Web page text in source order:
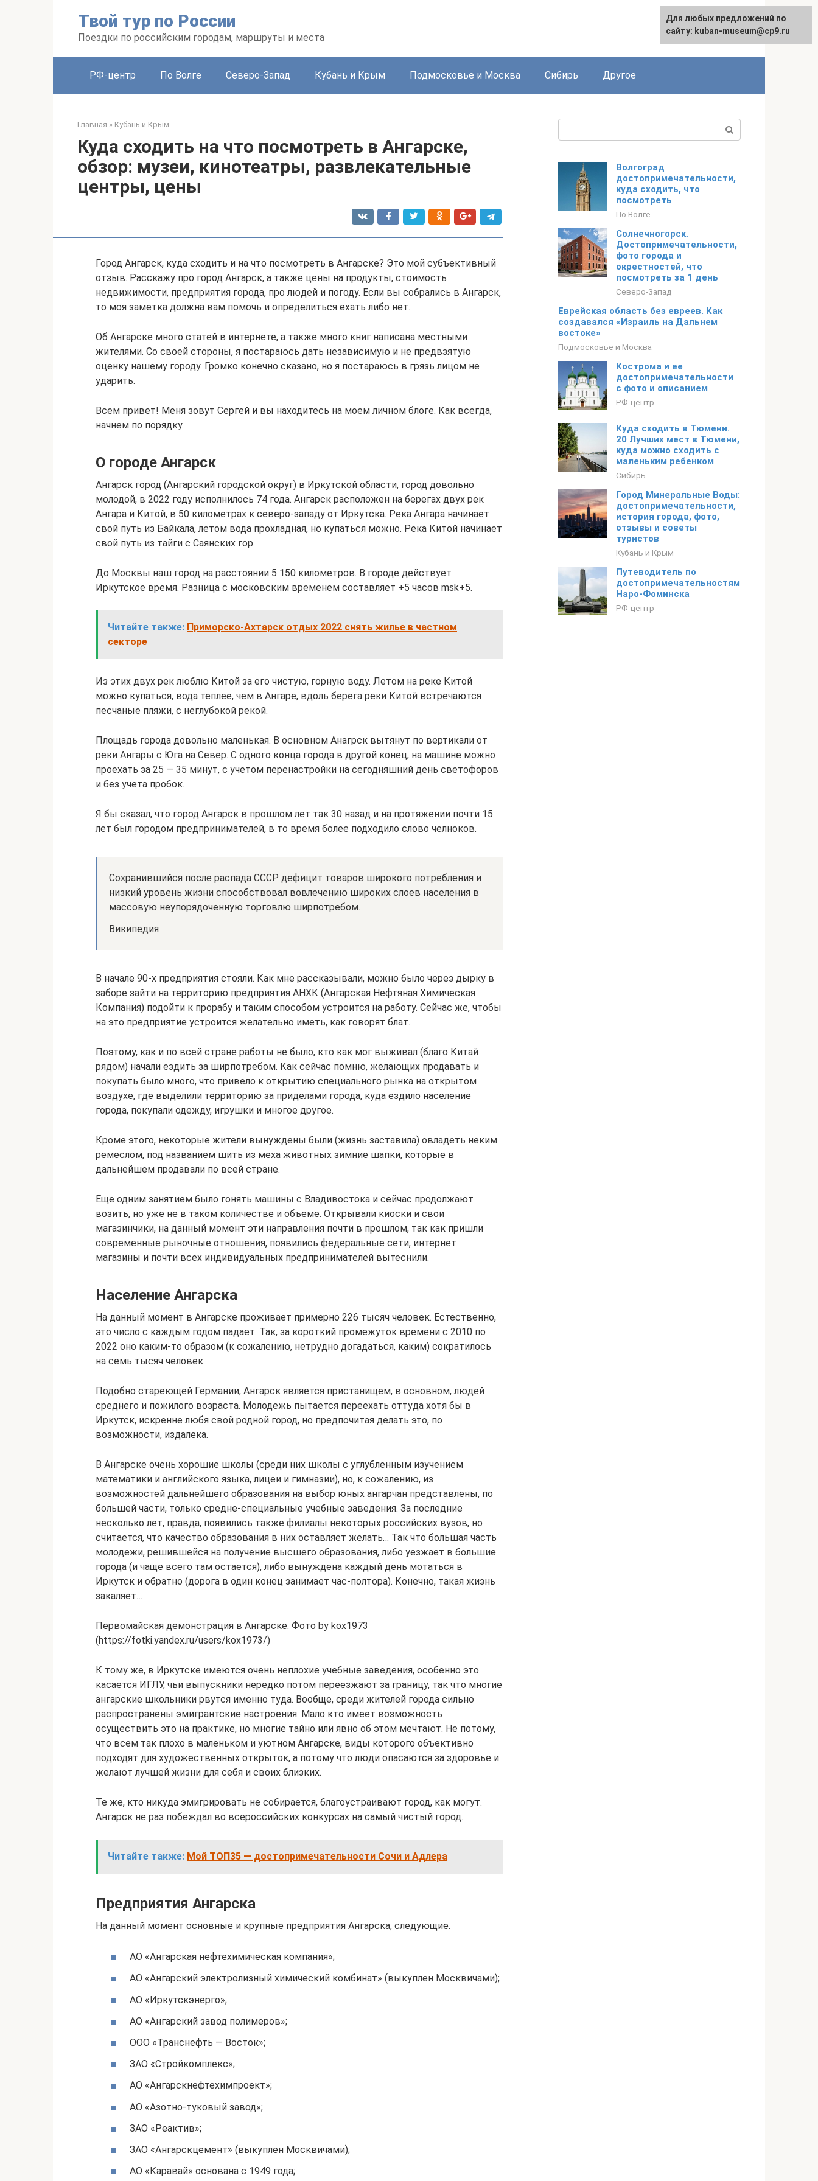
Твой тур по России
Поездки по российским городам, маршруты и места
РФ-центр По Волге Северо-Запад Кубань и Крым Подмосковье и Москва Сибирь Другое
Главная » Кубань и Крым
Куда сходить на что посмотреть в Ангарске,
обзор: музеи, кинотеатры, развлекательные
центры, цены
Город Ангарск, куда сходить и на что посмотреть в Ангарске? Это мой субъективный
отзыв. Расскажу про город Ангарск, а также цены на продукты, стоимость
недвижимости, предприятия города, про людей и погоду. Если вы собрались в Ангарск,
то моя заметка должна вам помочь и определиться ехать либо нет.
Об Ангарске много статей в интернете, а также много книг написана местными
жителями. Со своей стороны, я постараюсь дать независимую и не предвзятую
оценку нашему городу. Громко конечно сказано, но я постараюсь в грязь лицом не
ударить.
Всем привет! Меня зовут Сергей и вы находитесь на моем личном блоге. Как всегда,
начнем по порядку.
О городе Ангарск
Ангарск город (Ангарский городской округ) в Иркутской области, город довольно
молодой, в 2022 году исполнилось 74 года. Ангарск расположен на берегах двух рек
Ангара и Китой, в 50 километрах к северо-западу от Иркутска. Река Ангара начинает
свой путь из Байкала, летом вода прохладная, но купаться можно. Река Китой начинает
свой путь из тайги с Саянских гор.
До Москвы наш город на расстоянии 5 150 километров. В городе действует
Иркутское время. Разница с московским временем составляет +5 часов msk+5.
Читайте также: Приморско-Ахтарск отдых 2022 снять жилье в частном
секторе
Из этих двух рек люблю Китой за его чистую, горную воду. Летом на реке Китой
можно купаться, вода теплее, чем в Ангаре, вдоль берега реки Китой встречаются
песчаные пляжи, с неглубокой рекой.
Площадь города довольно маленькая. В основном Анагрск вытянут по вертикали от
реки Ангары с Юга на Север. С одного конца города в другой конец, на машине можно
проехать за 25 — 35 минут, с учетом перенастройки на сегодняшний день светофоров
и без учета пробок.
Я бы сказал, что город Ангарск в прошлом лет так 30 назад и на протяжении почти 15
лет был городом предпринимателей, в то время более подходило слово челноков.
Сохранившийся после распада СССР дефицит товаров широкого потребления и
низкий уровень жизни способствовал вовлечению широких слоев населения в
массовую неупорядоченную торговлю ширпотребом.
Википедия
В начале 90-х предприятия стояли. Как мне рассказывали, можно было через дырку в
заборе зайти на территорию предприятия АНХК (Ангарская Нефтяная Химическая
Компания) подойти к прорабу и таким способом устроится на работу. Сейчас же, чтобы
на это предприятие устроится желательно иметь, как говорят блат.
Поэтому, как и по всей стране работы не было, кто как мог выживал (благо Китай
рядом) начали ездить за ширпотребом. Как сейчас помню, желающих продавать и
покупать было много, что привело к открытию специального рынка на открытом
воздухе, где выделили территорию за приделами города, куда ездило население
города, покупали одежду, игрушки и многое другое.
Кроме этого, некоторые жители вынуждены были (жизнь заставила) овладеть неким
ремеслом, под названием шить из меха животных зимние шапки, которые в
дальнейшем продавали по всей стране.
Еще одним занятием было гонять машины с Владивостока и сейчас продолжают
возить, но уже не в таком количестве и объеме. Открывали киоски и свои
магазинчики, на данный момент эти направления почти в прошлом, так как пришли
современные рыночные отношения, появились федеральные сети, интернет
магазины и почти всех индивидуальных предпринимателей вытеснили.
Население Ангарска
На данный момент в Ангарске проживает примерно 226 тысяч человек. Естественно,
это число с каждым годом падает. Так, за короткий промежуток времени с 2010 по
2022 оно каким-то образом (к сожалению, нетрудно догадаться, каким) сократилось
на семь тысяч человек.
Подобно стареющей Германии, Ангарск является пристанищем, в основном, людей
среднего и пожилого возраста. Молодежь пытается переехать оттуда хотя бы в
Иркутск, искренне любя свой родной город, но предпочитая делать это, по
возможности, издалека.
В Ангарске очень хорошие школы (среди них школы с углубленным изучением
математики и английского языка, лицеи и гимназии), но, к сожалению, из
возможностей дальнейшего образования на выбор юных ангарчан представлены, по
большей части, только средне-специальные учебные заведения. За последние
несколько лет, правда, появились также филиалы некоторых российских вузов, но
считается, что качество образования в них оставляет желать… Так что большая часть
молодежи, решившейся на получение высшего образования, либо уезжает в большие
города (и чаще всего там остается), либо вынуждена каждый день мотаться в
Иркутск и обратно (дорога в один конец занимает час-полтора). Конечно, такая жизнь
закаляет…
Первомайская демонстрация в Ангарске. Фото by kox1973
(https://fotki.yandex.ru/users/kox1973/)
К тому же, в Иркутске имеются очень неплохие учебные заведения, особенно это
касается ИГЛУ, чьи выпускники нередко потом переезжают за границу, так что многие
ангарские школьники рвутся именно туда. Вообще, среди жителей города сильно
распространены эмигрантские настроения. Мало кто имеет возможность
осуществить это на практике, но многие тайно или явно об этом мечтают. Не потому,
что всем так плохо в маленьком и уютном Ангарске, виды которого объективно
подходят для художественных открыток, а потому что люди опасаются за здоровье и
желают лучшей жизни для себя и своих близких.
Те же, кто никуда эмигрировать не собирается, благоустраивают город, как могут.
Ангарск не раз побеждал во всероссийских конкурсах на самый чистый город.
Читайте также: Мой ТОП35 — достопримечательности Сочи и Адлера
Предприятия Ангарска
На данный момент основные и крупные предприятия Ангарска, следующие.
АО «Ангарская нефтехимическая компания»;
АО «Ангарский электролизный химический комбинат» (выкуплен Москвичами);
АО «Иркутскэнерго»;
АО «Ангарский завод полимеров»;
ООО «Транснефть — Восток»;
ЗАО «Стройкомплекс»;
АО «Ангарскнефтехимпроект»;
АО «Азотно-туковый завод»;
ЗАО «Реактив»;
ЗАО «Ангарскцемент» (выкуплен Москвичами);
АО «Каравай» основана с 1949 года;
Волгоград
достопримечательности,
куда сходить, что
посмотреть
По Волге
Солнечногорск.
Достопримечательности,
фото города и
окрестностей, что
посмотреть за 1 день
Северо-Запад
Еврейская область без евреев. Как
создавался «Израиль на Дальнем
востоке»
Подмосковье и Москва
Кострома и ее
достопримечательности
с фото и описанием
РФ-центр
Куда сходить в Тюмени.
20 Лучших мест в Тюмени,
куда можно сходить с
маленьким ребенком
Сибирь
Город Минеральные Воды:
достопримечательности,
история города, фото,
отзывы и советы
туристов
Кубань и Крым
Путеводитель по
достопримечательностям
Наро-Фоминска
РФ-центр
Для любых предложений по
сайту: kuban-museum@cp9.ru